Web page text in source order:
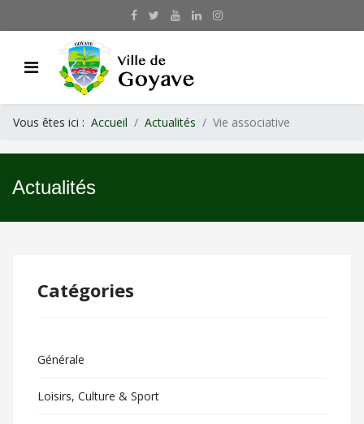
Vous êtes ici : Accueil Actualités Vie associative
Actualités
Catégories
Générale
Loisirs, Culture & Sport